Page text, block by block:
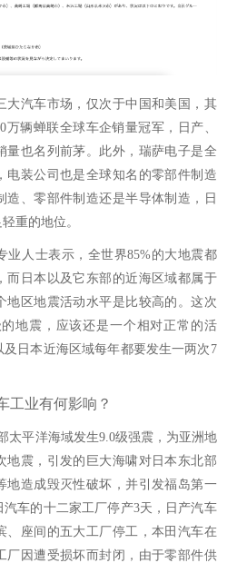
大汽车市场，仅次于中国和美国，其
万辆蝉联全球车企销量冠军，日产、
量也名列前茅。此外，瑞萨电子是全
电装公司也是全球知名的零部件制造
造、零部件制造还是半导体制造，日
重的地位。
业人士表示，全世界85%的大地震都
而日本以及它东部的近海区域都属于
地区地震活动水平是比较高的。这次
地震，应该还是一个相对正常的活
日本近海区域每年都要发生一两次7
工业有何影响？
太平洋海域发生9.0级强震，为亚洲地
地震，引发的巨大海啸对日本东北部
地造成毁灭性破坏，并引发福岛第一
车的十二家工厂停产3天，日产汽车
、座间的五大工厂停工，本田汽车在
厂因遭受损坏而封闭，由于零部件供